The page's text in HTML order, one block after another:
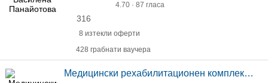
4.70 · 87 гласа
316
8 изтекли оферти
428 грабнати ваучера
Медицински рехабилитационен комплекс Физиовита